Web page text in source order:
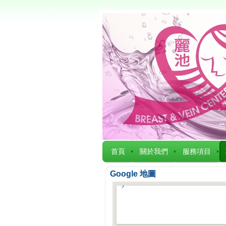
首頁 關於我們 服務項目
Google 地圖